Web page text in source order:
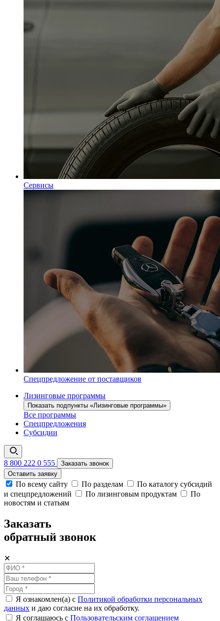
Сервисы
Спецпредложение от поставщиков
Лизинговые программы
Показать подпункты «Лизинговые программы»
Все программы
Спецпредложения
Субсидии
8 800 222 0 555
Заказать звонок
Оставить заявку
По всему сайту По разделам
По каталогу субсидий
и спецпредложений
По лизинговым продуктам
По
новостям и статьям
Заказать
обратный звонок
✕
Я ознакомлен(а) с Политикой обработки персональных
данных и даю согласие на их обработку.
Я соглашаюсь c Пользовательским соглашением